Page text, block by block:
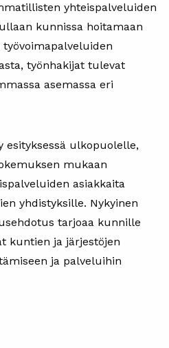
yhteispalveluiden
kunnissa hoitamaan
työnhakijat tulevat
asemassa eri
esityksessä ulkopuolelle,
mukaan
asiakkaita
yhdistyksille. Nykyinen
tarjoaa kunnille
kuntien ja järjestöjen
ja palveluihin